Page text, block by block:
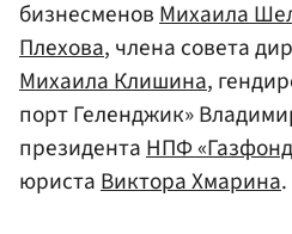
бизнесменовМихаила
Плехова, члена совета
Михаила Клишина,
порт Геленджик»
президентаНПФ
юристаВиктора Хмарина.